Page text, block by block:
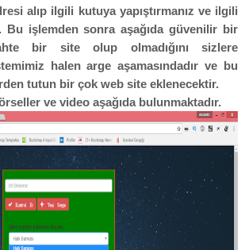
alıp ilgili kutuya yapıştırmanız ve ilgili
Bu işlemden sonra aşağıda güvenilir bir
bir site olup olmadığını sizlere
halen arge aşamasındadır ve bu
tutun bir çok web site eklenecektir.
ve video aşağıda bulunmaktadır.